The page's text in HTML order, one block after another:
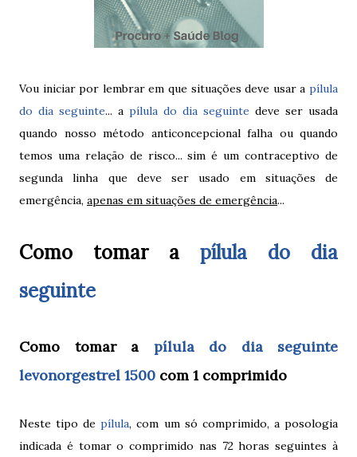
Vou iniciar por lembrar em que situações deve usar a pílula
do dia seguinte... a pílula do dia seguinte deve ser usada
quando nosso método anticoncepcional falha ou quando
temos uma relação de risco... sim é um contraceptivo de
segunda linha que deve ser usado em situações de
emergência, apenas em situações de emergência...
Como tomar a pílula do dia
seguinte
Como tomar a pílula do dia seguinte
levonorgestrel 1500 com 1 comprimido
Neste tipo depílula, com um só comprimido, a posologia
indicada é tomar o comprimido nas 72 horas seguintes à